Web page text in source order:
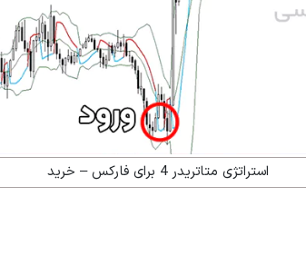
استراتژی متاتریدر 4 برای فارکس – خرید